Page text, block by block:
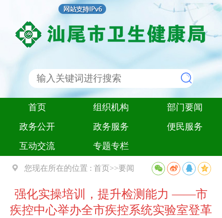
首页 组织机构
部门要闻
政务公开
政务服务
便民服务
互动交流
专题专栏
您现在所在的位置 : 首页>>要闻
强化实操培训，提升检测能力 ——市
疾控中心举办全市疾控系统实验室登革